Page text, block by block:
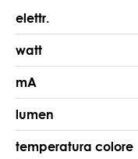
elettr.
watt
mA
lumen
temperatura colore